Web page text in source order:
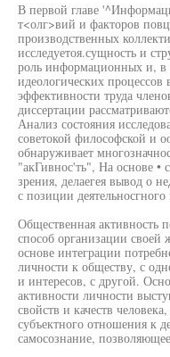
В первой главе
т<олг>вий и факторов
производственных
исследуетоя.сущность и
роль информационных и,
идеологических
эффективности труда
диссертации
Анализ состояния
советокой философской и
обнаруживает
"акГивнос'ть", На основе •
зрения, делаегея вывод о
с позиции деятельносгного
Общественная активность
способ организации своей
основе интеграции
личности к обществу, с
и интересов, с другой.
активности личности
свойств и качеств
субъектного отношения к
самосознание,